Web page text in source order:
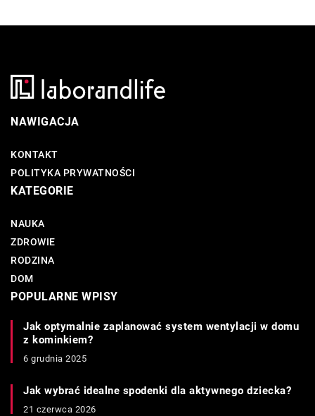
NAWIGACJA
KONTAKT
POLITYKA PRYWATNOŚCI
KATEGORIE
NAUKA
ZDROWIE
RODZINA
DOM
POPULARNE WPISY
Jak optymalnie zaplanować system wentylacji w domu
z kominkiem?
6 grudnia 2025
Jak wybrać idealne spodenki dla aktywnego dziecka?
21 czerwca 2026